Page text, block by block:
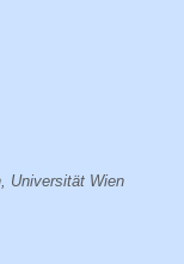
Universität Wien